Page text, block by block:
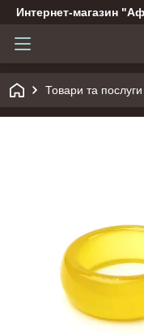
Интернет-магазин
Товари та послуги